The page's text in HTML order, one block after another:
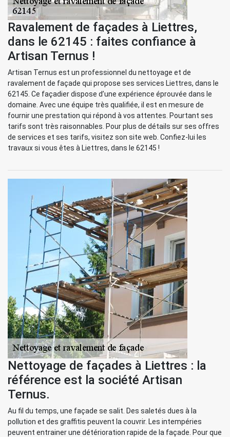
Ravalement de façades à Liettres,
dans le 62145 : faites confiance à
Artisan Ternus !
Artisan Ternus est un professionnel du nettoyage et de
ravalement de façade qui propose ses services Liettres, dans le
62145. Ce façadier dispose d’une expérience éprouvée dans le
domaine. Avec une équipe très qualifiée, il est en mesure de
fournir une prestation qui répond à vos attentes. Pourtant ses
tarifs sont très raisonnables. Pour plus de détails sur ses offres
de services et ses tarifs, visitez son site web. Confiez-lui les
travaux si vous êtes à Liettres, dans le 62145 !
Nettoyage de façades à Liettres : la
référence est la société Artisan
Ternus.
Au fil du temps, une façade se salit. Des saletés dues à la
pollution et des graffitis peuvent la couvrir. Les intempéries
peuvent entrainer une détérioration rapide de la façade. Pour que